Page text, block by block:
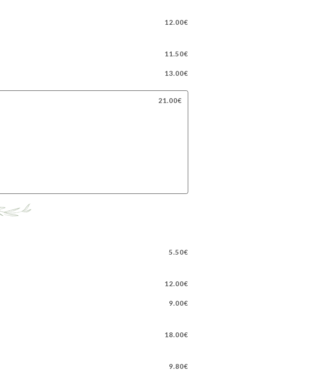
12.00€
11.50€
13.00€
21.00€
5.50€
12.00€
9.00€
18.00€
9.80€